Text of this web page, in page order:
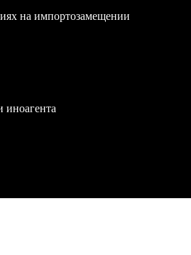
на импортозамещении
иноагента